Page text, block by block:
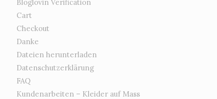
Bloglovin Verification
Cart
Checkout
Danke
Dateien herunterladen
Datenschutzerklärung
FAQ
Kundenarbeiten – Kleider auf Mass